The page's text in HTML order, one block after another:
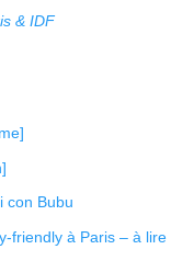
& IDF
con Bubu
friendly à Paris – à lire